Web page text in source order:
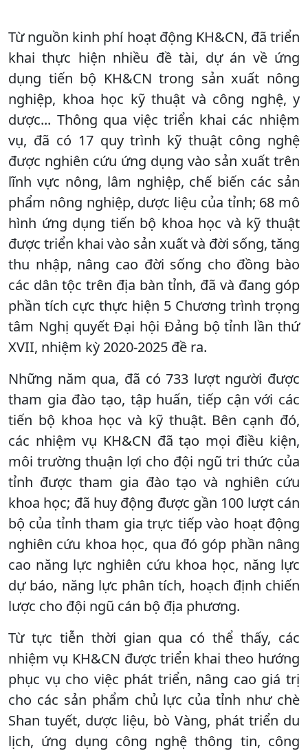
Từ nguồn kinh phí hoạt động KH&CN, đã triển
khai thực hiện nhiều đề tài, dự án về ứng
dụng tiến bộ KH&CN trong sản xuất nông
nghiệp, khoa học kỹ thuật và công nghệ, y
dược... Thông qua việc triển khai các nhiệm
vụ, đã có 17 quy trình kỹ thuật công nghệ
được nghiên cứu ứng dụng vào sản xuất trên
lĩnh vực nông, lâm nghiệp, chế biến các sản
phẩm nông nghiệp, dược liệu của tỉnh; 68 mô
hình ứng dụng tiến bộ khoa học và kỹ thuật
được triển khai vào sản xuất và đời sống, tăng
thu nhập, nâng cao đời sống cho đồng bào
các dân tộc trên địa bàn tỉnh, đã và đang góp
phần tích cực thực hiện 5 Chương trình trọng
tâm Nghị quyết Đại hội Đảng bộ tỉnh lần thứ
XVII, nhiệm kỳ 2020-2025 đề ra.
Những năm qua, đã có 733 lượt người được
tham gia đào tạo, tập huấn, tiếp cận với các
tiến bộ khoa học và kỹ thuật. Bên cạnh đó,
các nhiệm vụ KH&CN đã tạo mọi điều kiện,
môi trường thuận lợi cho đội ngũ tri thức của
tỉnh được tham gia đào tạo và nghiên cứu
khoa học; đã huy động được gần 100 lượt cán
bộ của tỉnh tham gia trực tiếp vào hoạt động
nghiên cứu khoa học, qua đó góp phần nâng
cao năng lực nghiên cứu khoa học, năng lực
dự báo, năng lực phân tích, hoạch định chiến
lược cho đội ngũ cán bộ địa phương.
Từ tực tiễn thời gian qua có thể thấy, các
nhiệm vụ KH&CN được triển khai theo hướng
phục vụ cho việc phát triển, nâng cao giá trị
cho các sản phẩm chủ lực của tỉnh như chè
Shan tuyết, dược liệu, bò Vàng, phát triển du
lịch, ứng dụng công nghệ thông tin, công